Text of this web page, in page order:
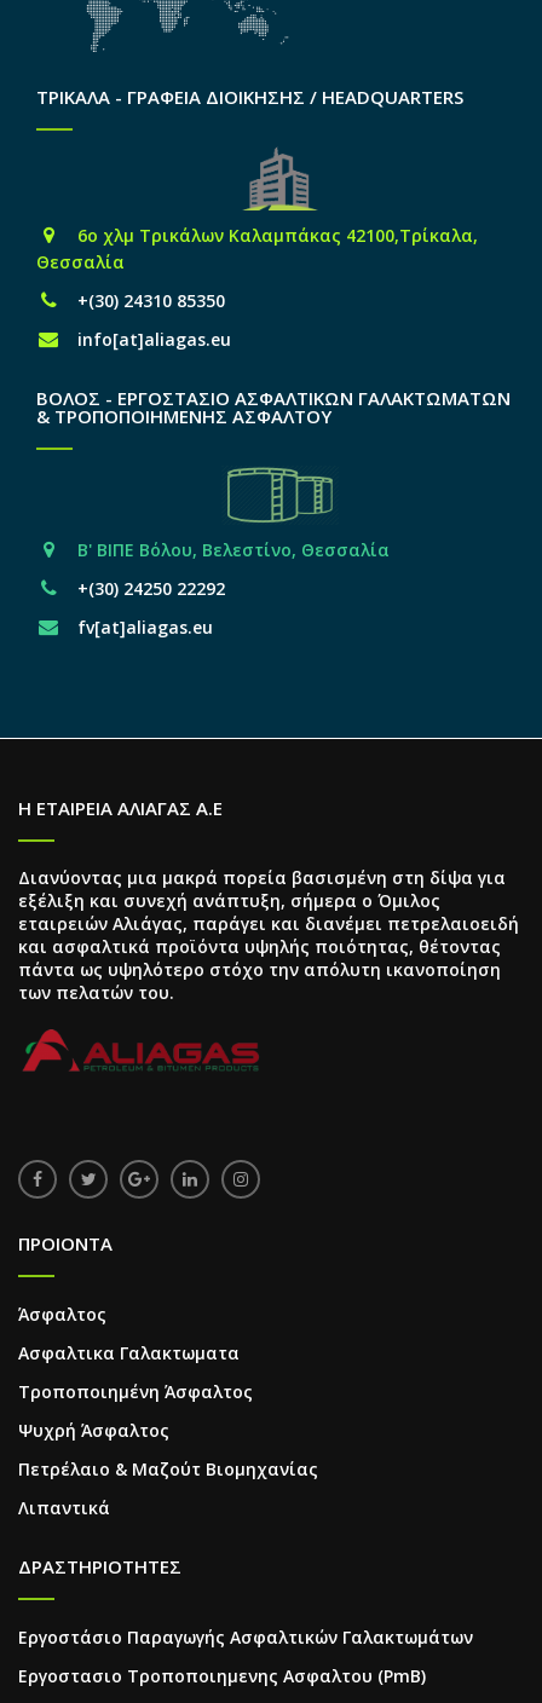
ΤΡΙΚΑΛΑ - ΓΡΑΦΕΙΑ ΔΙΟΙΚΗΣΗΣ / HEADQUARTERS
6o χλμ Τρικάλων Καλαμπάκας 42100,Τρίκαλα,
Θεσσαλία
+(30) 24310 85350
info[at]aliagas.eu
ΒΟΛΟΣ - ΕΡΓΟΣΤΑΣΙΟ ΑΣΦΑΛΤΙΚΩΝ ΓΑΛΑΚΤΩΜΑΤΩΝ
& ΤΡΟΠΟΠΟΙΗΜΕΝΗΣ ΑΣΦΑΛΤΟΥ
Β' ΒΙΠΕ Βόλου, Βελεστίνο, Θεσσαλία
+(30) 24250 22292
fv[at]aliagas.eu
Η ΕΤΑΙΡΕΙΑ ΑΛΙΑΓΑΣ Α.Ε
Διανύοντας μια μακρά πορεία βασισμένη στη δίψα για
εξέλιξη και συνεχή ανάπτυξη, σήμερα ο Όμιλος
εταιρειών Αλιάγας, παράγει και διανέμει πετρελαιοειδή
και ασφαλτικά προϊόντα υψηλής ποιότητας, θέτοντας
πάντα ως υψηλότερο στόχο την απόλυτη ικανοποίηση
των πελατών του.
ΠΡΟΙΟΝΤΑ
Άσφαλτος
Ασφαλτικα Γαλακτωματα
Τροποποιημένη Άσφαλτος
Ψυχρή Άσφαλτος
Πετρέλαιο & Μαζούτ Βιομηχανίας
Λιπαντικά
ΔΡΑΣΤΗΡΙΟΤΗΤΕΣ
Εργοστάσιο Παραγωγής Ασφαλτικών Γαλακτωμάτων
Εργοστασιο Τροποποιημενης Ασφαλτου (PmB)